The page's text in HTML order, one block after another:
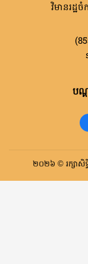
វិមានរដ្ឋ
បណ្
២០២៦ © រក្សាសិទ្